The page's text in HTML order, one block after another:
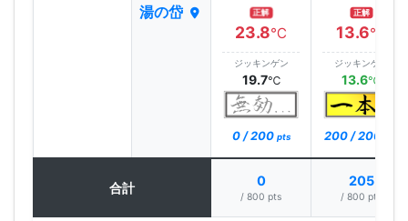
湯の岱 正解
23.8℃
ジッキンゲン
19.7℃
0 / 200 pts
正解
13.6℃
ジッキンゲン
13.6℃
200 / 200
合計 0
/ 800 pts
205
/ 800 pts